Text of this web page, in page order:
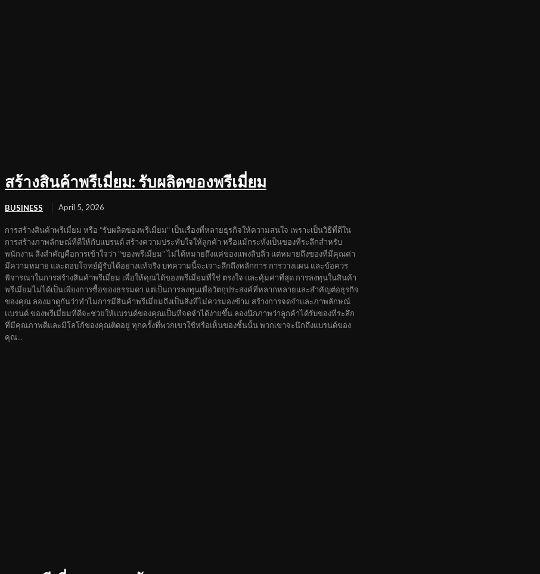
สร้างสินค้าพรีเมี่ยม: รับผลิตของพรีเมี่ยม
BUSINESS April 5, 2026
การสร้างสินค้าพรีเมี่ยม หรือ "รับผลิตของพรีเมี่ยม" เป็นเรื่องที่หลายธุรกิจให้ความสนใจ เพราะเป็นวิธีที่ดีใน
การสร้างภาพลักษณ์ที่ดีให้กับแบรนด์ สร้างความประทับใจให้ลูกค้า หรือแม้กระทั่งเป็นของที่ระลึกสำหรับ
พนักงาน สิ่งสำคัญคือการเข้าใจว่า "ของพรีเมี่ยม" ไม่ได้หมายถึงแค่ของแพงลิบลิ่ว แต่หมายถึงของที่มีคุณค่า
มีความหมาย และตอบโจทย์ผู้รับได้อย่างแท้จริง บทความนี้จะเจาะลึกถึงหลักการ การวางแผน และข้อควร
พิจารณาในการสร้างสินค้าพรีเมี่ยม เพื่อให้คุณได้ของพรีเมี่ยมที่ใช่ ตรงใจ และคุ้มค่าที่สุด การลงทุนในสินค้า
พรีเมี่ยมไม่ได้เป็นเพียงการซื้อของธรรมดา แต่เป็นการลงทุนเพื่อวัตถุประสงค์ที่หลากหลายและสำคัญต่อธุรกิจ
ของคุณ ลองมาดูกันว่าทำไมการมีสินค้าพรีเมี่ยมถึงเป็นสิ่งที่ไม่ควรมองข้าม สร้างการจดจำและภาพลักษณ์
แบรนด์ ของพรีเมี่ยมที่ดีจะช่วยให้แบรนด์ของคุณเป็นที่จดจำได้ง่ายขึ้น ลองนึกภาพว่าลูกค้าได้รับของที่ระลึก
ที่มีคุณภาพดีและมีโลโก้ของคุณติดอยู่ ทุกครั้งที่พวกเขาใช้หรือเห็นของชิ้นนั้น พวกเขาจะนึกถึงแบรนด์ของ
คุณ...